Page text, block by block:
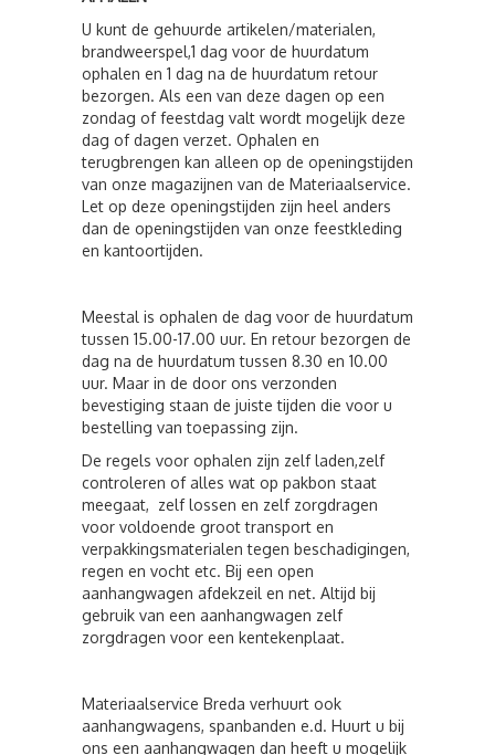
U kunt de gehuurde artikelen/materialen,
brandweerspel,1 dag voor de huurdatum
ophalen en 1 dag na de huurdatum retour
bezorgen. Als een van deze dagen op een
zondag of feestdag valt wordt mogelijk deze
dag of dagen verzet. Ophalen en
terugbrengen kan alleen op de openingstijden
van onze magazijnen van de Materiaalservice.
Let op deze openingstijden zijn heel anders
dan de openingstijden van onze feestkleding
en kantoortijden.
Meestal is ophalen de dag voor de huurdatum
tussen 15.00-17.00 uur. En retour bezorgen de
dag na de huurdatum tussen 8.30 en 10.00
uur. Maar in de door ons verzonden
bevestiging staan de juiste tijden die voor u
bestelling van toepassing zijn.
De regels voor ophalen zijn zelf laden,zelf
controleren of alles wat op pakbon staat
meegaat, zelf lossen en zelf zorgdragen
voor voldoende groot transport en
verpakkingsmaterialen tegen beschadigingen,
regen en vocht etc. Bij een open
aanhangwagen afdekzeil en net. Altijd bij
gebruik van een aanhangwagen zelf
zorgdragen voor een kentekenplaat.
Materiaalservice Breda verhuurt ook
aanhangwagens, spanbanden e.d. Huurt u bij
ons een aanhangwagen dan heeft u mogelijk